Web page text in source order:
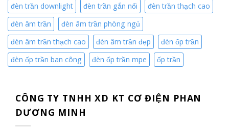
đèn trần downlight
đèn trần gắn nổi
đèn trần thạch cao
đèn âm trần
đèn âm trần phòng ngủ
đèn âm trần thạch cao
đèn âm trần đẹp
đèn ốp trần
đèn ốp trần ban công
đèn ốp trần mpe ốp trần
CÔNG TY TNHH XD KT CƠ ĐIỆN PHAN
DƯƠNG MINH